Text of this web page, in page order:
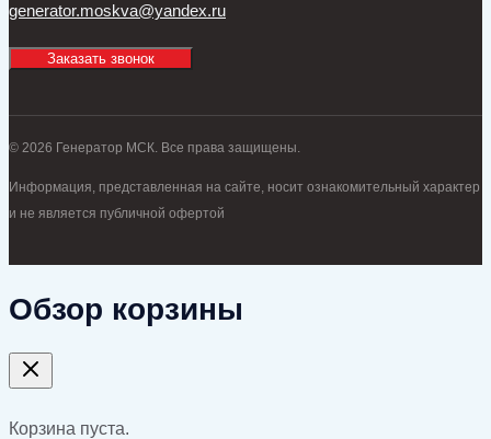
generator.moskva@yandex.ru
Заказать звонок
© 2026 Генератор МСК. Все права защищены.
Информация, представленная на сайте, носит ознакомительный характер
и не является публичной офертой
Обзор корзины
Корзина пуста.